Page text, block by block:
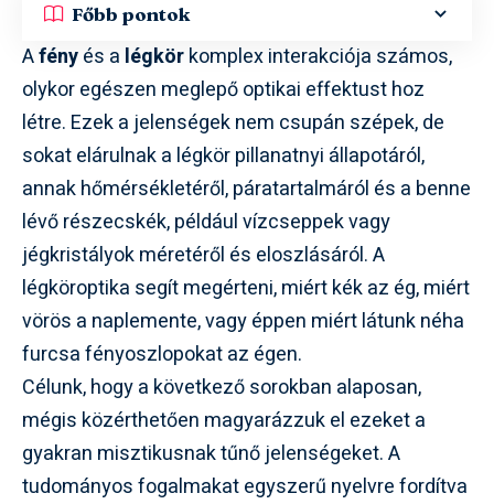
Főbb pontok
Afényés a légkörkomplex interakciója számos,
olykor egészen meglepő optikai effektust hoz
létre. Ezek a jelenségek nem csupán szépek, de
sokat elárulnak a légkör pillanatnyi állapotáról,
annak hőmérsékletéről, páratartalmáról és a benne
lévő részecskék, például vízcseppek vagy
jégkristályok méretéről és eloszlásáról. A
légköroptika segít megérteni, miért kék az ég, miért
vörös a naplemente, vagy éppen miért látunk néha
furcsa fényoszlopokat az égen.
Célunk, hogy a következő sorokban alaposan,
mégis közérthetően magyarázzuk el ezeket a
gyakran misztikusnak tűnő jelenségeket. A
tudományos fogalmakat egyszerű nyelvre fordítva